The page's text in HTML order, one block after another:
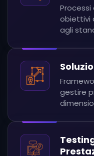
obiettivi
agli
gestire